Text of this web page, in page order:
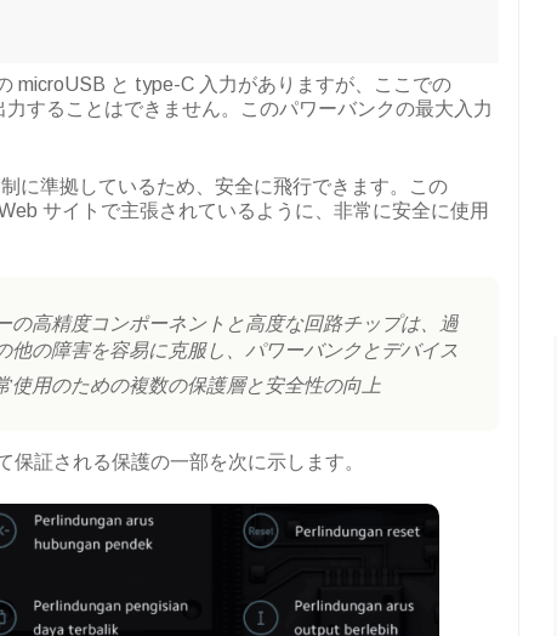
microUSB と type-C 入力がありますが、ここでの
することはできません。このパワーバンクの最大入力
に準拠しているため、安全に飛行できます。この
サイトで主張されているように、非常に安全に使用
の高精度コンポーネントと高度な回路チップは、過
他の障害を容易に克服し、パワーバンクとデバイス
使用のための複数の保護層と安全性の向上
証される保護の一部を次に示します。